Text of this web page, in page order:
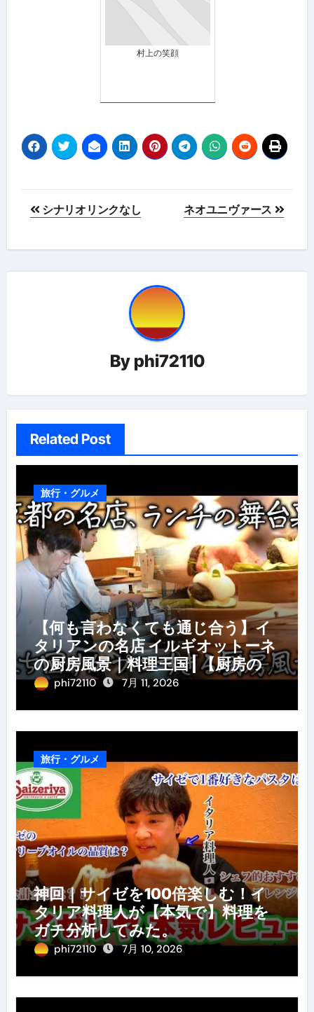
村上の笑顔
投
ョ
ン
シナリオリンクなし ネオユニヴァース
By phi72110
Related Post
旅行・グルメ
【何も言わなくても通じ合う】イ
タリアンの名店 イルギオットーネ
の厨房風景｜料理王国 | 【厨房の世
界】【イタリアン】【営業風景】
phi72110 7月 11, 2026
旅行・グルメ
神回｜サイゼを100倍楽しむ！イ
タリア料理人が【本気で】料理を
ガチ分析してみた。
phi72110 7月 10, 2026